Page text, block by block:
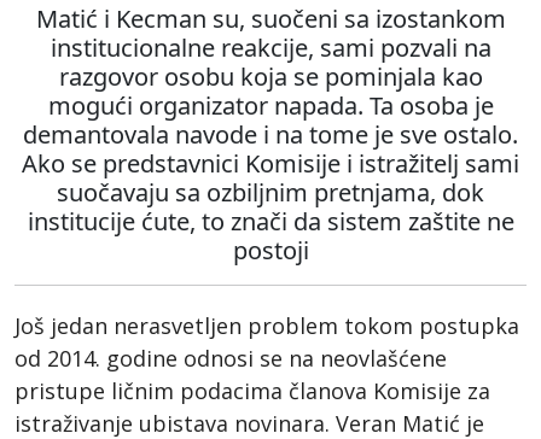
Matić i Kecman su, suočeni sa izostankom
institucionalne reakcije, sami pozvali na
razgovor osobu koja se pominjala kao
mogući organizator napada. Ta osoba je
demantovala navode i na tome je sve ostalo.
Ako se predstavnici Komisije i istražitelj sami
suočavaju sa ozbiljnim pretnjama, dok
institucije ćute, to znači da sistem zaštite ne
postoji
Još jedan nerasvetljen problem tokom postupka
od 2014. godine odnosi se na neovlašćene
pristupe ličnim podacima članova Komisije za
istraživanje ubistava novinara. Veran Matić je